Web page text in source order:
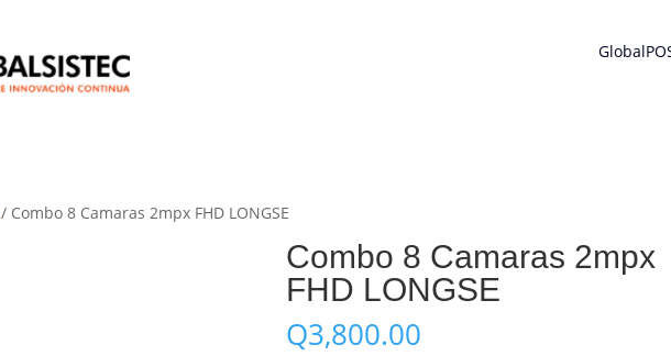
/ Combo 8 Camaras 2mpx FHD LONGSE
Combo 8 Camaras 2mpx
FHD LONGSE
Q3,800.00